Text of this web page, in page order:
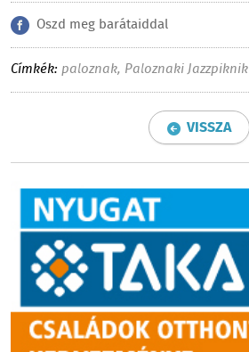
Oszd meg barátaiddal
Címkék: paloznak, Paloznaki Jazzpiknik
VISSZA